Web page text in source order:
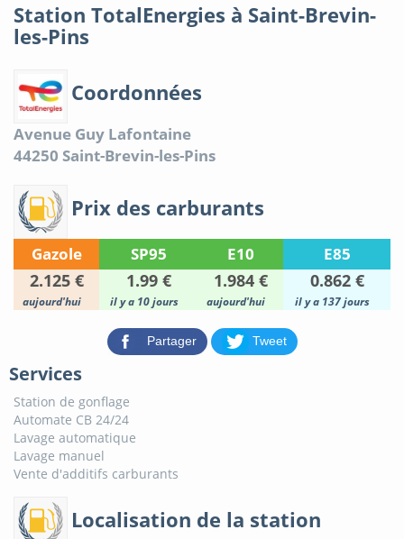
Station TotalEnergies à Saint-Brevin-
les-Pins
Coordonnées
Avenue Guy Lafontaine
44250 Saint-Brevin-les-Pins
Prix des carburants
Gazole SP95 E10 E85
2.125 € 1.99 € 1.984 € 0.862 €
aujourd'hui il y a 10 jours aujourd'hui il y a 137 jours
Partager Tweet
Services
Station de gonflage
Automate CB 24/24
Lavage automatique
Lavage manuel
Vente d'additifs carburants
Localisation de la station